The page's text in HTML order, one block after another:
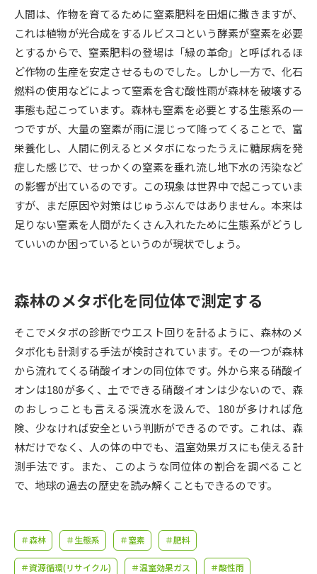
デジタルパンフレット 進路の３択
新学年スタート号特集ページ
（高3生用）
新学年スタート号特集ページ
（高2生用）
SELFBRAND特集ページ
オープンキャンパスなどを調べる
オープンキャンパス検索 実施プログラムから探す
来場型・Web型イベント特集 夢ナビライブ
志望校・出願校を調べる
併願校選び 受験スケジュールを立てよう
先輩が入学を決めた理由 テレメール全国一斉進学調査
新生活お役立ちガイド
大学で学びたい学問発見
人間は、作物を育てるために窒素肥料を田畑に撒きますが、
これは植物が光合成をするルビスコという酵素が窒素を必要
とするからで、窒素肥料の登場は「緑の革命」と呼ばれるほ
ど作物の生産を安定させるものでした。しかし一方で、化石
燃料の使用などによって窒素を含む酸性雨が森林を破壊する
事態も起こっています。森林も窒素を必要とする生態系の一
つですが、大量の窒素が雨に混じって降ってくることで、富
栄養化し、人間に例えるとメタボになったうえに糖尿病を発
症した感じで、せっかくの窒素を垂れ流し地下水の汚染など
の影響が出ているのです。この現象は世界中で起こっていま
すが、まだ原因や対策はじゅうぶんではありません。本来は
足りない窒素を人間がたくさん入れたために生態系がどうし
ていいのか困っているというのが現状でしょう。
森林のメタボ化を同位体で測定する
そこでメタボの診断でウエスト回りを計るように、森林のメ
タボ化も計測する手法が検討されています。その一つが森林
から流れてくる硝酸イオンの同位体です。外から来る硝酸イ
オンは180が多く、土でできる硝酸イオンは少ないので、森
のおしっことも言える渓流水を汲んで、180が多ければ危
険、少なければ安全という判断ができるのです。これは、森
林だけでなく、人の体の中でも、温室効果ガスにも使える計
測手法です。また、このような同位体の割合を調べること
で、地球の過去の歴史を読み解くこともできるのです。
＃森林 ＃生態系 ＃窒素 ＃肥料
＃資源循環(リサイクル) ＃温室効果ガス ＃酸性雨